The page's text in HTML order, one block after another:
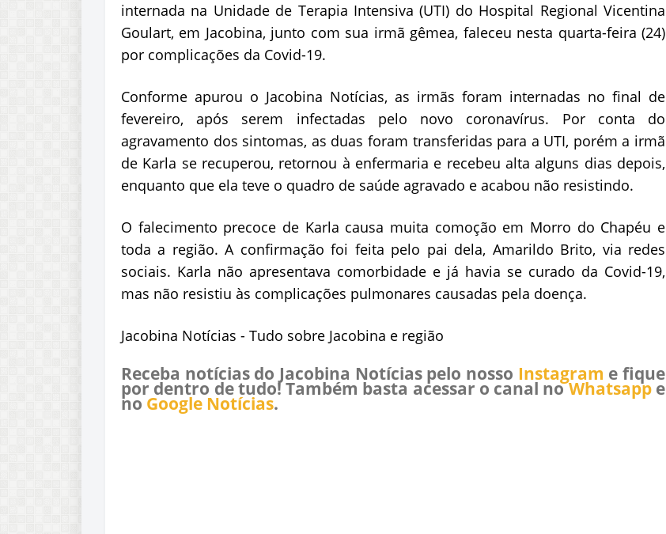
internada na Unidade de Terapia Intensiva (UTI) do Hospital Regional Vicentina
Goulart, em Jacobina, junto com sua irmã gêmea, faleceu nesta quarta-feira (24)
por complicações da Covid-19.
Conforme apurou o Jacobina Notícias, as irmãs foram internadas no final de
fevereiro, após serem infectadas pelo novo coronavírus. Por conta do
agravamento dos sintomas, as duas foram transferidas para a UTI, porém a irmã
de Karla se recuperou, retornou à enfermaria e recebeu alta alguns dias depois,
enquanto que ela teve o quadro de saúde agravado e acabou não resistindo.
O falecimento precoce de Karla causa muita comoção em Morro do Chapéu e
toda a região. A confirmação foi feita pelo pai dela, Amarildo Brito, via redes
sociais. Karla não apresentava comorbidade e já havia se curado da Covid-19,
mas não resistiu às complicações pulmonares causadas pela doença.
Jacobina Notícias - Tudo sobre Jacobina e região
Receba notícias do Jacobina Notícias pelo nosso Instagram e fique
por dentro de tudo! Também basta acessar o canal noWhatsappe
no Google Notícias.